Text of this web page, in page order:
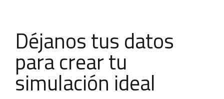
Déjanos tus datos
para crear tu
simulación ideal